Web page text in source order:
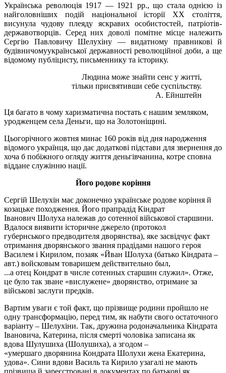
Українська революція 1917 — 1921 рр., що стала однією із
найголовніших подій національної історії XX століття,
висунула чудову плеяду яскравих особистостей, патріотів-
державотворців. Серед них доволі помітне місце належить
Сергію Павловичу Шелухіну — видатному правникові й
будівничомуукраїнської державності революційної доби, а ще
відомому публіцисту, письменнику та історику.
Людина може знайти сенс у житті,
тільки присвятивши себе суспільству.
А. Ейнштейн
Ця багато в чому харизматична постать є нашим земляком,
уродженцем села Деньги, що на Золотоніщині.
Цьогорічного жовтня минає 160 років від дня народження
відомого українця, що дає додаткові підстави для звернення до
хоча б побіжного огляду життя деньгівчанина, котре сповна
віддане служінню нації.
Його родове коріння
Сергій Шелухін має доконечно українське родове коріння й
козацьке походження. Його прапрадід Кіндрат
Іванович Шолуха належав до сотенної військової старшини.
Вдалося виявити історичне джерело (протокол
губернського предводителя дворянства), яке засвідчує факт
отримання дворянського звання прадідами нашого героя
Василем і Кирилом, позаяк «Йван Шолуха (батько Кіндрата –
авт.) войсковым товаришем действительно был,
...а отец Кондрат в числе сотенных старшин служил». Отже,
це було так зване «вислужене» дворянство, отримане за
військові заслуги предків.
Вартим уваги є той факт, що прізвище родини пройшло не
одну трансформацію, перед тим, як набути свого остаточного
варіанту – Шелухіни. Так, дружина родоначальника Кіндрата
Івановича, Катерина, після смерті чоловіка записана як
вдова Шулушиха (Шолушиха), а згодом –
«умершаго дворянина Кондрата Шолухи жена Екатерина,
удова». Сини вдови Василь та Кирило узагалі не мають
прізвища й зареєстровані в документах по батькові як